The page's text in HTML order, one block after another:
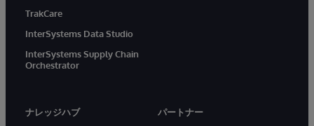
TrakCare
InterSystems Data Studio
InterSystems Supply Chain
Orchestrator
ナレッジハブ
パートナー